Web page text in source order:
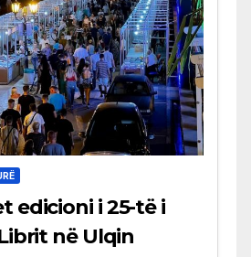
edicioni i 25-të i
në Ulqin